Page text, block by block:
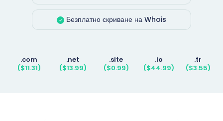
Безплатно скриване на Whois
.com
($11.31)
.net
($13.99)
.site
($0.99)
.io
($44.99)
.tr
($3.55)